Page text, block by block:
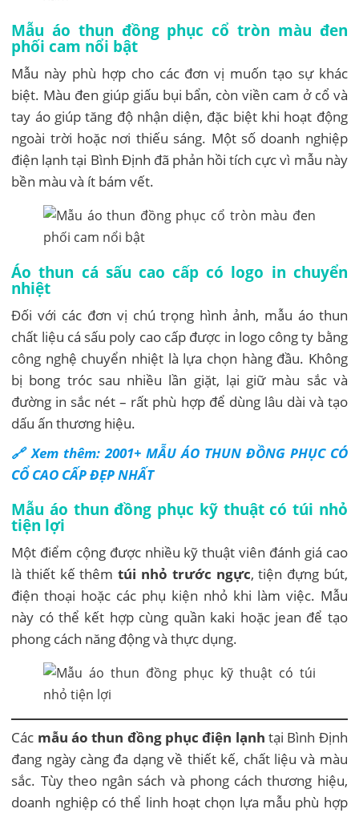
Mẫu áo thun đồng phục cổ tròn màu đen
phối cam nổi bật
Mẫu này phù hợp cho các đơn vị muốn tạo sự khác
biệt. Màu đen giúp giấu bụi bẩn, còn viền cam ở cổ và
tay áo giúp tăng độ nhận diện, đặc biệt khi hoạt động
ngoài trời hoặc nơi thiếu sáng. Một số doanh nghiệp
điện lạnh tại Bình Định đã phản hồi tích cực vì mẫu này
bền màu và ít bám vết.
Áo thun cá sấu cao cấp có logo in chuyển
nhiệt
Đối với các đơn vị chú trọng hình ảnh, mẫu áo thun
chất liệu cá sấu poly cao cấp được in logo công ty bằng
công nghệ chuyển nhiệt là lựa chọn hàng đầu. Không
bị bong tróc sau nhiều lần giặt, lại giữ màu sắc và
đường in sắc nét – rất phù hợp để dùng lâu dài và tạo
dấu ấn thương hiệu.
🔗 Xem thêm: 2001+ MẪU ÁO THUN ĐỒNG PHỤC CÓ
CỔ CAO CẤP ĐẸP NHẤT
Mẫu áo thun đồng phục kỹ thuật có túi nhỏ
tiện lợi
Một điểm cộng được nhiều kỹ thuật viên đánh giá cao
là thiết kế thêmtúi nhỏ trước ngực, tiện đựng bút,
điện thoại hoặc các phụ kiện nhỏ khi làm việc. Mẫu
này có thể kết hợp cùng quần kaki hoặc jean để tạo
phong cách năng động và thực dụng.
Các mẫu áo thun đồng phục điện lạnh tại Bình Định
đang ngày càng đa dạng về thiết kế, chất liệu và màu
sắc. Tùy theo ngân sách và phong cách thương hiệu,
doanh nghiệp có thể linh hoạt chọn lựa mẫu phù hợp